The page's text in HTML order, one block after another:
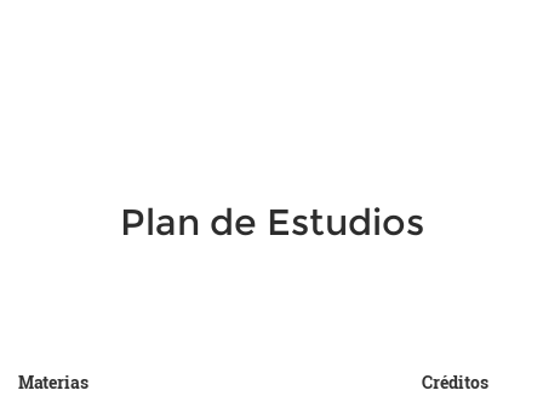
Plan de Estudios
Materias
Créditos